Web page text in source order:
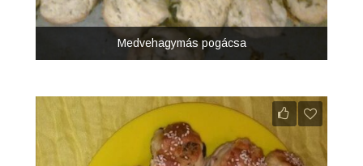
Medvehagymás pogácsa